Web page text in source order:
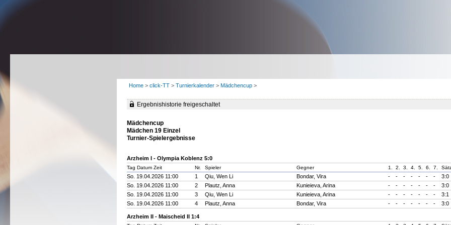
Home > click-TT > Turnierkalender > Mädchencup >
Ergebnishistorie freigeschaltet
Mädchencup
Mädchen 19 Einzel
Turnier-Spielergebnisse
Arzheim I - Olympia Koblenz 5:0
Tag Datum Zeit Nr. Spieler Gegner 1. 2. 3. 4. 5. 6. 7.
So. 19.04.2026 11:00 1 Qiu, Wen Li Bondar, Vira - - - - - - - 3:0
So. 19.04.2026 11:00
2 Plautz, Anna Kunieieva, Arina - - - - - - - 3:0
So. 19.04.2026 11:00
3 Qiu, Wen Li Kunieieva, Arina - - - - - - - 3:1
So. 19.04.2026 11:00
4 Plautz, Anna Bondar, Vira - - - - - - - 3:0
Arzheim II - Maischeid II 1:4